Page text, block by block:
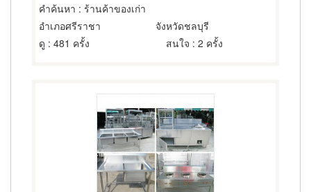
คำค้นหา : ร้านค้าของเก่า
อำเภอศรีราชา
จังหวัดชลบุรี
ดู : 481 ครั้ง สนใจ : 2 ครั้ง